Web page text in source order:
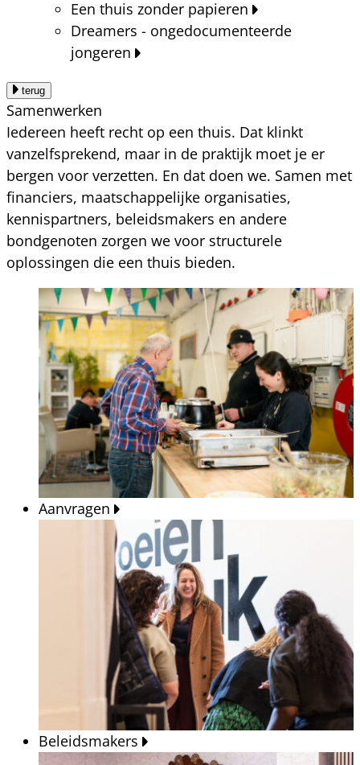
Een thuis zonder papieren
Dreamers - ongedocumenteerde
jongeren
terug
Samenwerken
Iedereen heeft recht op een thuis. Dat klinkt
vanzelfsprekend, maar in de praktijk moet je er
bergen voor verzetten. En dat doen we. Samen met
financiers, maatschappelijke organisaties,
kennispartners, beleidsmakers en andere
bondgenoten zorgen we voor structurele
oplossingen die een thuis bieden.
Aanvragen
Beleidsmakers